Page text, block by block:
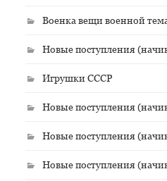
Военка вещи военной
Новые поступления
Игрушки СССР
Новые поступления
Новые поступления
Новые поступления